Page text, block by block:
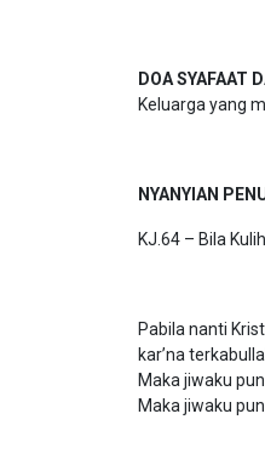
DOA SYAFAAT
Keluarga yang
NYANYIAN
KJ.64 – Bila
Pabila nanti
kar’na
Maka jiwaku
Maka jiwaku